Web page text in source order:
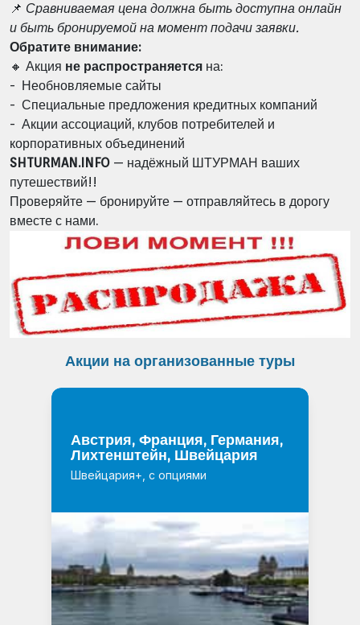
📌 Сравниваемая цена должна быть доступна онлайн
и быть бронируемой на момент подачи заявки.
Обратите внимание:
🔸 Акция не распространяется на:
- Необновляемые сайты
- Специальные предложения кредитных компаний
- Акции ассоциаций, клубов потребителей и
корпоративных объединений
SHTURMAN.INFO — надёжный ШТУРМАН ваших
путешествий!!
Проверяйте — бронируйте — отправляйтесь в дорогу
вместе с нами.
Акции на организованные туры
Австрия, Франция, Германия,
Лихтенштейн, Швейцария
Швейцария+, с опциями